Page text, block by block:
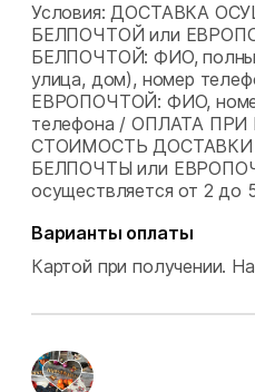
Условия: ДОСТАВКА
БЕЛПОЧТОЙ или
БЕЛПОЧТОЙ: ФИО,
улица, дом), номер
ЕВРОПОЧТОЙ: ФИО,
телефона / ОПЛАТА
СТОИМОСТЬ
БЕЛПОЧТЫ или
осуществляется от 2 до
Варианты оплаты
Картой при получении.